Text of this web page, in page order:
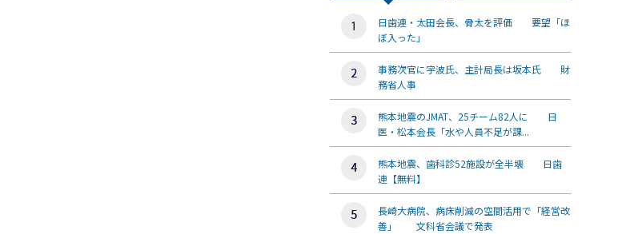
日歯連・太田会長、骨太を評価 要望「ほ
ぼ入った」
事務次官に宇波氏、主計局長は坂本氏 財
務省人事
熊本地震のJMAT、25チーム82人に 日
医・松本会長「水や人員不足が課...
熊本地震、歯科診52施設が全半壊 日歯
連【無料】
長崎大病院、病床削減の空間活用で「経営改
善」 文科省会議で発表